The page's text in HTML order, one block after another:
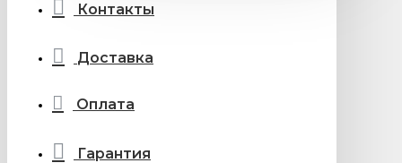
Контакты
Доставка
Оплата
Гарантия